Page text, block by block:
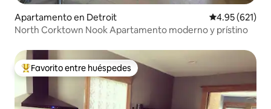
Apartamento en Detroit Calificación
4.95 (621)
North Corktown Nook Apartamento moderno y prístino
Favorito entre huéspedes preferido
Favorito entre huéspedes